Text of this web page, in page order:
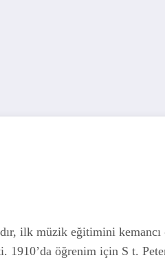
ilk müzik eğitimini kemancı
öğrenim için S t.